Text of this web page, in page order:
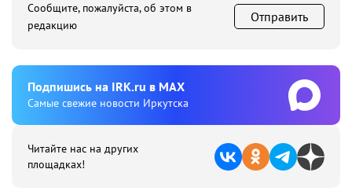
Сообщите, пожалуйста, об этом в
редакцию
Отправить
Подпишиcь на IRK.ru в MAX
Cамые свежие новости Иркутска
Читайте нас на других
площадках!